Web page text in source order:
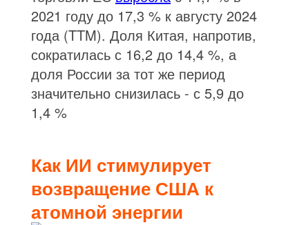
2021 году до 17,3 % к августу 2024
года (TTM). Доля Китая, напротив,
сократилась с 16,2 до 14,4 %, а
доля России за тот же период
значительно снизилась - с 5,9 до
1,4 %
Как ИИ стимулирует
возвращение США к
атомной энергии